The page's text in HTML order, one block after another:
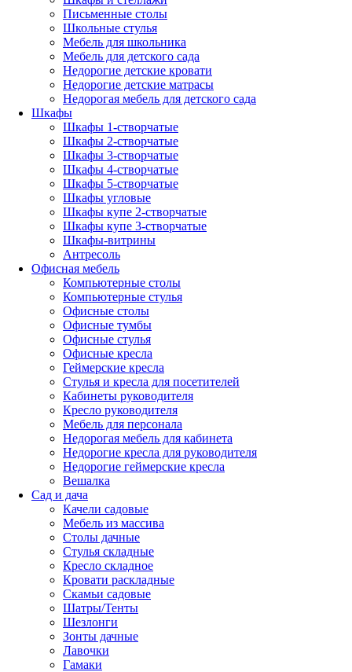
Письменные столы
Школьные стулья
Мебель для школьника
Мебель для детского сада
Недорогие детские кровати
Недорогие детские матрасы
Недорогая мебель для детского сада
Шкафы
Шкафы 1-створчатые
Шкафы 2-створчатые
Шкафы 3-створчатые
Шкафы 4-створчатые
Шкафы 5-створчатые
Шкафы угловые
Шкафы купе 2-створчатые
Шкафы купе 3-створчатые
Шкафы-витрины
Антресоль
Офисная мебель
Компьютерные столы
Компьютерные стулья
Офисные столы
Офисные тумбы
Офисные стулья
Офисные кресла
Геймерские кресла
Стулья и кресла для посетителей
Кабинеты руководителя
Кресло руководителя
Мебель для персонала
Недорогая мебель для кабинета
Недорогие кресла для руководителя
Недорогие геймерские кресла
Вешалка
Сад и дача
Качели садовые
Мебель из массива
Столы дачные
Стулья складные
Кресло складное
Кровати раскладные
Скамьи садовые
Шатры/Тенты
Шезлонги
Зонты дачные
Лавочки
Гамаки